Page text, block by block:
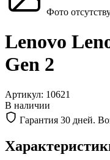
Фото
Lenovo
Gen 2
Артикул: 10621
В наличии
Гарантия 30 дней.